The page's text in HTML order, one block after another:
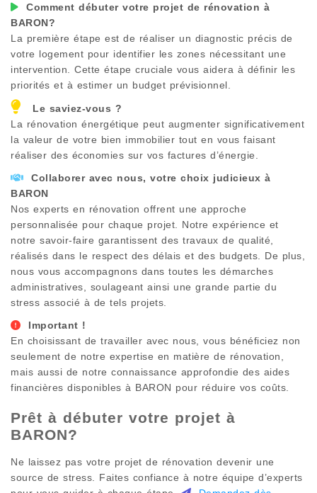
Comment débuter votre projet de rénovation à
BARON?
La première étape est de réaliser un diagnostic précis de
votre logement pour identifier les zones nécessitant une
intervention. Cette étape cruciale vous aidera à définir les
priorités et à estimer un budget prévisionnel.
Le saviez-vous ?
La rénovation énergétique peut augmenter significativement
la valeur de votre bien immobilier tout en vous faisant
réaliser des économies sur vos factures d’énergie.
Collaborer avec nous, votre choix judicieux à
BARON
Nos experts en rénovation offrent une approche
personnalisée pour chaque projet. Notre expérience et
notre savoir-faire garantissent des travaux de qualité,
réalisés dans le respect des délais et des budgets. De plus,
nous vous accompagnons dans toutes les démarches
administratives, soulageant ainsi une grande partie du
stress associé à de tels projets.
Important !
En choisissant de travailler avec nous, vous bénéficiez non
seulement de notre expertise en matière de rénovation,
mais aussi de notre connaissance approfondie des aides
financières disponibles à BARON pour réduire vos coûts.
Prêt à débuter votre projet à
BARON?
Ne laissez pas votre projet de rénovation devenir une
source de stress. Faites confiance à notre équipe d’experts